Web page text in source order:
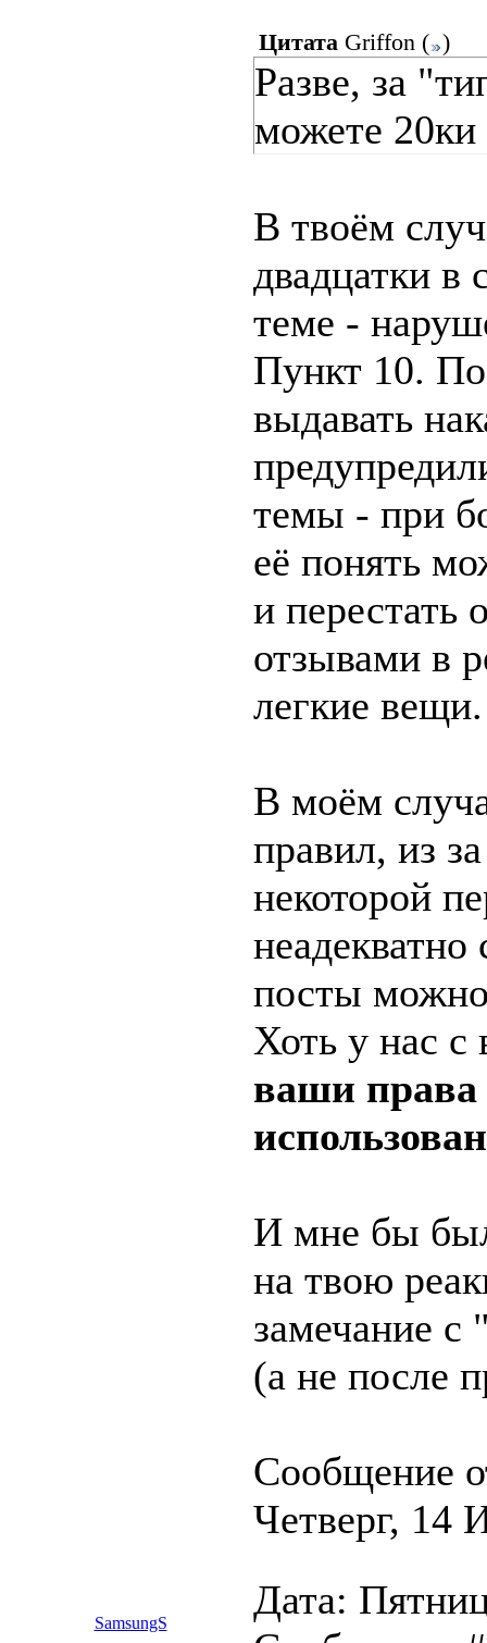
Цитата Griffon ( )
Разве, за
можете 20ки
В твоём
двадцатки в
теме -
Пункт 10.
выдавать
темы - при
её понять
и перестать
отзывами в
легкие вещи.
В моём
правил, из
некоторой
неадекватно
посты можно
Хоть у нас
ваши права
И мне бы
на твою
замечание с
(а не после
Сообщение
Четверг, 14
SamsungS
Дата: